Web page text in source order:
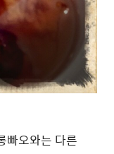
빠오와는 다른